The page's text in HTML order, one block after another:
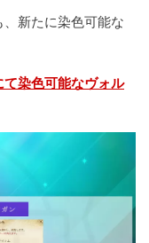
新たに染色可能な
染色可能なヴォル